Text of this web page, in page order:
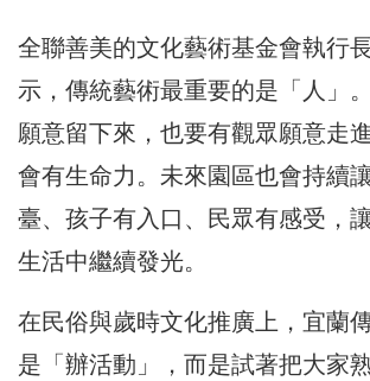
全聯善美的文化藝術基金會執行
示，傳統藝術最重要的是「人」
願意留下來，也要有觀眾願意走
會有生命力。未來園區也會持續
臺、孩子有入口、民眾有感受，
生活中繼續發光。
在民俗與歲時文化推廣上，宜蘭
是「辦活動」，而是試著把大家